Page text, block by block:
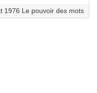
1976 Le pouvoir des mots